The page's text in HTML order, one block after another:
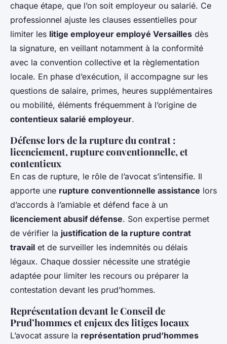
chaque étape, que l’on soit employeur ou salarié. Ce
professionnel ajuste les clauses essentielles pour
limiter les litige employeur employé Versailles dès
la signature, en veillant notamment à la conformité
avec la convention collective et la règlementation
locale. En phase d’exécution, il accompagne sur les
questions de salaire, primes, heures supplémentaires
ou mobilité, éléments fréquemment à l’origine de
contentieux salarié employeur.
Défense lors de la rupture du contrat :
licenciement, rupture conventionnelle, et
contentieux
En cas de rupture, le rôle de l’avocat s’intensifie. Il
apporte une rupture conventionnelle assistance lors
d’accords à l’amiable et défend face à un
licenciement abusif défense. Son expertise permet
de vérifier la justification de la rupture contrat
travail et de surveiller les indemnités ou délais
légaux. Chaque dossier nécessite une stratégie
adaptée pour limiter les recours ou préparer la
contestation devant les prud’hommes.
Représentation devant le Conseil de
Prud’hommes et enjeux des litiges locaux
L’avocat assure la représentation prud’hommes